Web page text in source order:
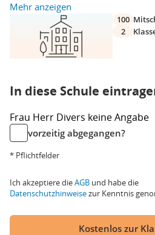
Mehr anzeigen
100
2
In diese Schule
Frau Herr Divers keine Angabe
vorzeitig abgegangen?
* Pflichtfelder
Ich akzeptiere dieAGB und habe die
Datenschutzhinweisezur Kenntnis
Kostenlos zur